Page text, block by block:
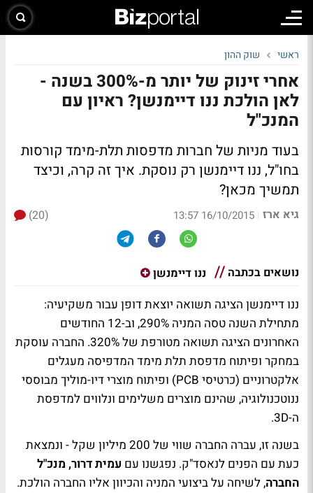
ראשי שוק ההון
אחרי זינוק של יותר מ-300% בשנה -
לאן הולכת ננו דיימנשן? ראיון עם
המנכ"ל
בעוד מניות של חברות מדפסות תלת-מימד קורסות
בחו"ל, ננו דיימנשן רק נוסקת. איך זה קרה, וכיצד
תמשיך מכאן?
גיא ארז |
16/10/2015 13:57
(20)
נושאים בכתבה ננו דיימנשן
ננו דיימנשן הציגה תשואה יוצאת דופן עבור משקיעיה:
מתחילת השנה טסה המניה 290%, וב-12 החודשים
האחרונים הציגה תשואה מטורפת של 320%. החברה עוסקת
במחקר ופיתוח מדפסת תלת מימד המדפיסה מעגלים
אלקטרוניים (כרטיסי PCB) ופיתוח מוצרי דיו-מוליך מבוססי
ננוטכנולוגיה, שהינם מוצרים משלימים ונלווים למדפסת
ה-3D.
בשנה זו, עברה החברה שווי של 200 מיליון שקל - ונמצאת
כעת עם הפנים לנאסד"ק. נפגשנו עם עמית דרור, מנכ"ל
החברה, לשיחה על ביצועי המניה והכיוון אליו החברה הולכת.